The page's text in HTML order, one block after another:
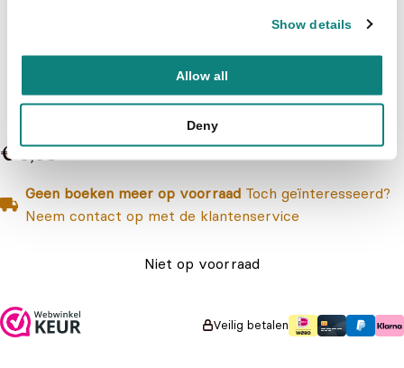
Show details
Allow all
Deny
Gert Verhulst
Maya - Maya slaap zacht verhaaltjes!
€ 9,99
Geen boeken meer op voorraad Toch geïnteresseerd?
Neem contact op met de klantenservice
Niet op voorraad
Veilig betalen